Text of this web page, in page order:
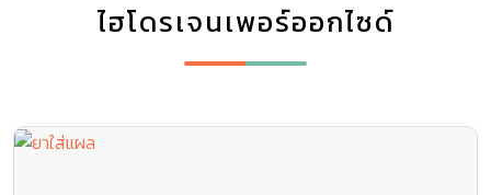
ไฮโดรเจนเพอร์ออกไซด์